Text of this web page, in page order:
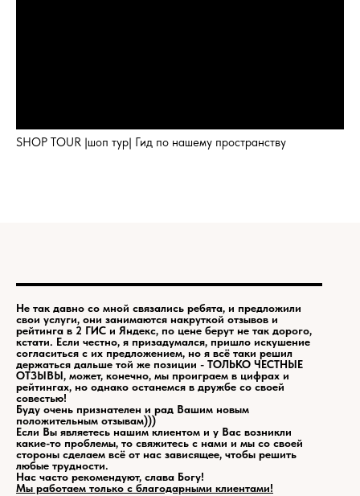
SHOP TOUR |шоп тур| Гид по нашему пространству
Не так давно со мной связались ребята, и предложили
свои услуги, они занимаются накруткой отзывов и
рейтинга в 2 ГИС и Яндекс, по цене берут не так дорого,
кстати. Если честно, я призадумался, пришло искушение
согласиться с их предложением, но я всё таки решил
держаться дальше той же позиции - ТОЛЬКО ЧЕСТНЫЕ
ОТЗЫВЫ, может, конечно, мы проиграем в цифрах и
рейтингах, но однако останемся в дружбе со своей
совестью!
Буду очень признателен и рад Вашим новым
положительным отзывам)))
Если Вы являетесь нашим клиентом и у Вас возникли
какие-то проблемы, то свяжитесь с нами и мы со своей
стороны сделаем всё от нас зависящее, чтобы решить
любые трудности.
Нас часто рекомендуют, слава Богу!
Мы работаем только с благодарными клиентами!